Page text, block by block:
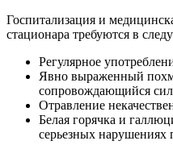
Госпитализация и
стационара требуются в
Регулярное
Явно выраженный
сопровождающийся
Отравление
Белая горячка и
серьезных нарушениях